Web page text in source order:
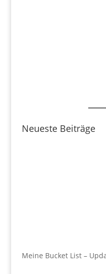
Neueste Beiträge
Meine Bucket List –